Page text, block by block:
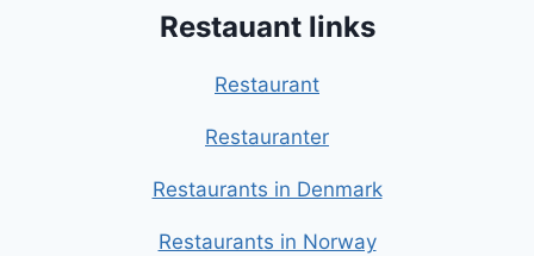
Restauant links
Restaurant
Restauranter
Restaurants in Denmark
Restaurants in Norway